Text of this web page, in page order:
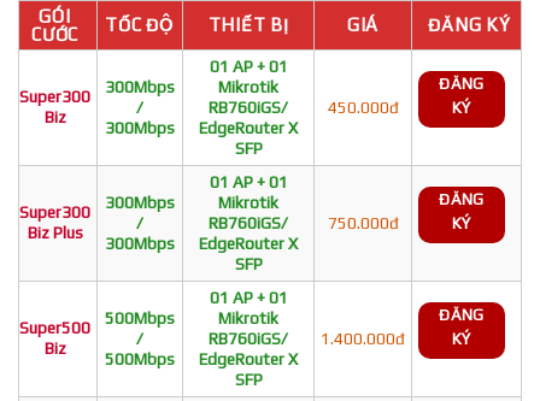
GÓI
CƯỚC
TỐC ĐỘ THIẾT BỊ GIÁ ĐĂNG KÝ
Super300
Biz
300Mbps
/
300Mbps
01 AP + 01
Mikrotik
RB760iGS/
EdgeRouter X
SFP
450.000đ
ĐĂNG
KÝ
Super300
Biz Plus
300Mbps
/
300Mbps
01 AP + 01
Mikrotik
RB760iGS/
EdgeRouter X
SFP
750.000đ
ĐĂNG
KÝ
Super500
Biz
500Mbps
/
500Mbps
01 AP + 01
Mikrotik
RB760iGS/
EdgeRouter X
SFP
1.400.000đ
ĐĂNG
KÝ